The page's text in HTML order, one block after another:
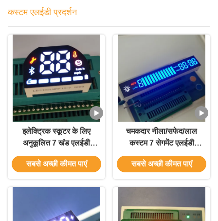
कस्टम एलईडी प्रदर्शन
इलेक्ट्रिक स्कूटर के लिए
अनुकूलित 7 खंड एलईडी
डिस्प्ले
सबसे अच्छी कीमत पाएं
चमकदार नीला/सफेद/लाल
कस्टम 7 सेगमेंट एलईडी
डिस्प्ले किचन हुड के लिए
सबसे अच्छी कीमत पाएं